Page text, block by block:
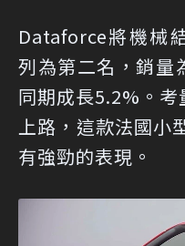
Dataforce將機械
列為第二名，銷量
同期成長5.2%。
上路，這款法國小
有強勁的表現。